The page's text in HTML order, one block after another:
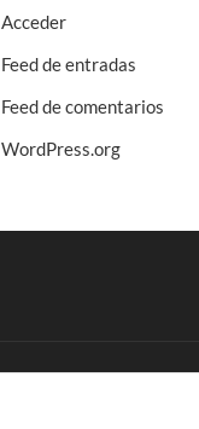
Acceder
Feed de entradas
Feed de comentarios
WordPress.org